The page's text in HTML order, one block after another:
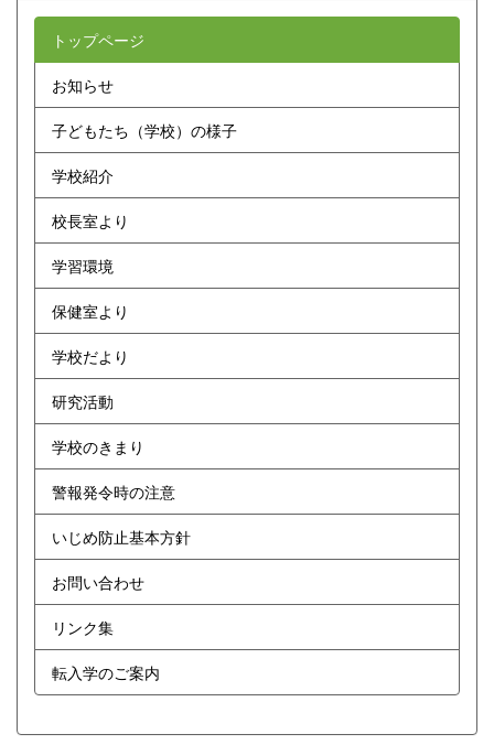
トップページ
お知らせ
子どもたち（学校）の様子
学校紹介
校長室より
学習環境
保健室より
学校だより
研究活動
学校のきまり
警報発令時の注意
いじめ防止基本方針
お問い合わせ
リンク集
転入学のご案内